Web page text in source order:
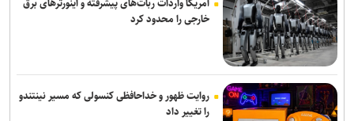
خارجی را محدود کرد
روایت ظهور و خداحافظی کنسولی که مسیر نینتندو
را تغییر داد